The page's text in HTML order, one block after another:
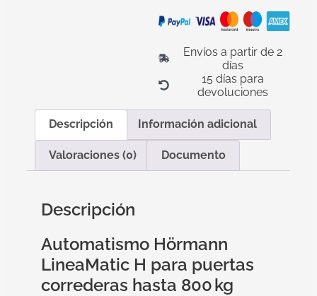
Envíos a partir de 2
días
15 días para
devoluciones
Descripción Información adicional
Valoraciones (0) Documento
Descripción
Automatismo Hörmann
LineaMatic H para puertas
correderas hasta 800 kg